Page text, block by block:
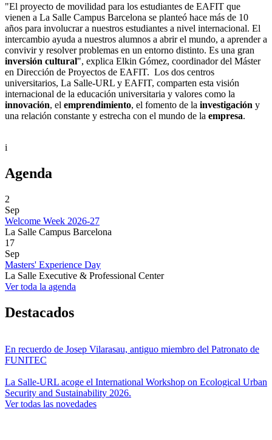
"El proyecto de movilidad para los estudiantes de EAFIT que
vienen a La Salle Campus Barcelona se planteó hace más de 10
años para involucrar a nuestros estudiantes a nivel internacional. El
intercambio ayuda a nuestros alumnos a abrir el mundo, a aprender a
convivir y resolver problemas en un entorno distinto. Es una gran
inversión cultural", explica Elkin Gómez, coordinador del Máster
en Dirección de Proyectos de EAFIT. Los dos centros
universitarios, La Salle-URL y EAFIT, comparten esta visión
internacional de la educación universitaria y valores como la
innovación, el emprendimiento, el fomento de la investigación y
una relación constante y estrecha con el mundo de la empresa.
i
Agenda
2
Sep
Welcome Week 2026-27
La Salle Campus Barcelona
17
Sep
Masters' Experience Day
La Salle Executive & Professional Center
Ver toda la agenda
Destacados
En recuerdo de Josep Vilarasau, antiguo miembro del Patronato de
FUNITEC
La Salle-URL acoge el International Workshop on Ecological Urban
Security and Sustainability 2026.
Ver todas las novedades